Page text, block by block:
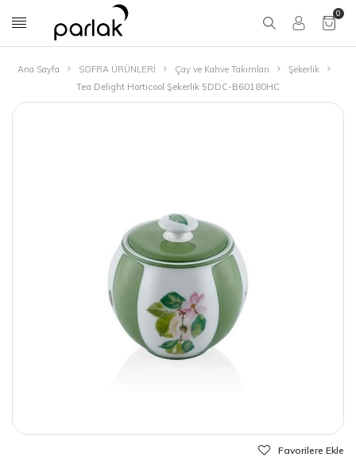
0
Ana Sayfa SOFRA ÜRÜNLERİ Çay ve Kahve Takımları
Şekerlik
Tea Delight Horticool Şekerlik 5DDC-B60180HC
Favorilere Ekle